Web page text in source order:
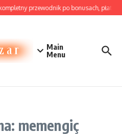
przewodnik po bonusach,
Main
Menu
memengiç